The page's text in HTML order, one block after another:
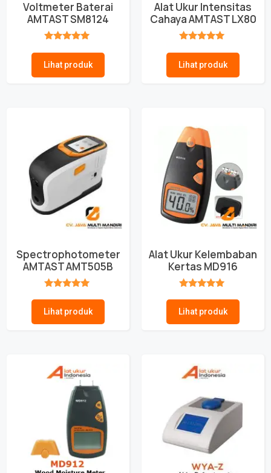
Voltmeter Baterai
AMTAST SM8124
Lihat produk
Alat Ukur Intensitas
Cahaya AMTAST LX80
Lihat produk
Spectrophotometer
AMTAST AMT505B
Lihat produk
Alat Ukur Kelembaban
Kertas MD916
Lihat produk